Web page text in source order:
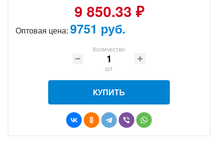
9 850.33 ₽
Оптовая цена: 9751 руб.
Количество
шт
КУПИТЬ